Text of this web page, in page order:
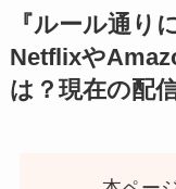
『ルール通り
Netflixや
は？現在の配